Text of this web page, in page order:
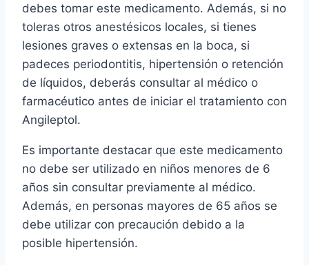
debes tomar este medicamento. Además, si no
toleras otros anestésicos locales, si tienes
lesiones graves o extensas en la boca, si
padeces periodontitis, hipertensión o retención
de líquidos, deberás consultar al médico o
farmacéutico antes de iniciar el tratamiento con
Angileptol.
Es importante destacar que este medicamento
no debe ser utilizado en niños menores de 6
años sin consultar previamente al médico.
Además, en personas mayores de 65 años se
debe utilizar con precaución debido a la
posible hipertensión.